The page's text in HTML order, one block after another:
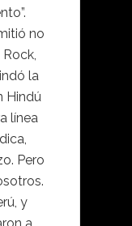
no
la
Hindú
línea
Pero
y
a